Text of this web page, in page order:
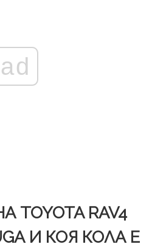
ad
TOYOTA RAV4
И КОЯ КОЛА Е